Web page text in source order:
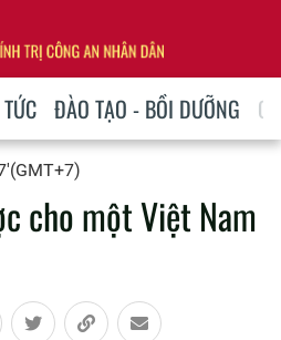
ĐÀO TẠO - BỒI DƯỠNG
cho một Việt Nam